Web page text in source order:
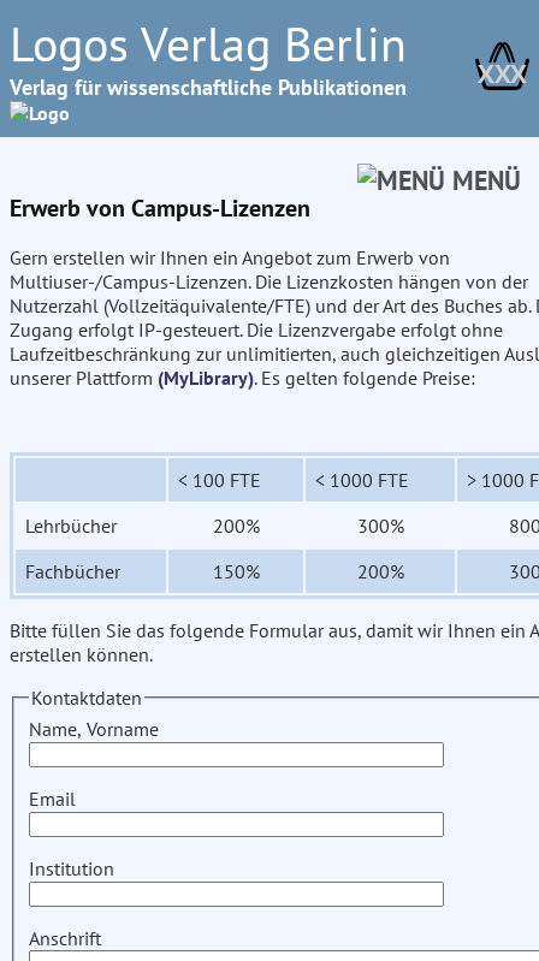
Logos Verlag Berlin
Verlag für wissenschaftliche Publikationen XXX
MENÜ
Erwerb von Campus-Lizenzen
Gern erstellen wir Ihnen ein Angebot zum Erwerb von
Multiuser-/Campus-Lizenzen. Die Lizenzkosten hängen von der
Nutzerzahl (Vollzeitäquivalente/FTE) und der Art des Buches ab.
Zugang erfolgt IP-gesteuert. Die Lizenzvergabe erfolgt ohne
Laufzeitbeschränkung zur unlimitierten, auch gleichzeitigen
unserer Plattform (MyLibrary). Es gelten folgende Preise:
< 100 FTE < 1000 FTE
> 1000
Lehrbücher
200% 300%
Fachbücher
150% 200%
Bitte füllen Sie das folgende Formular aus, damit wir Ihnen ein
erstellen können.
Kontaktdaten
Name, Vorname
Email
Institution
Anschrift